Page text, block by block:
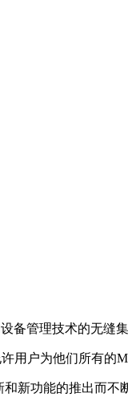
备管理技术的无缝
用户为他们所有的
新功能的推出而不